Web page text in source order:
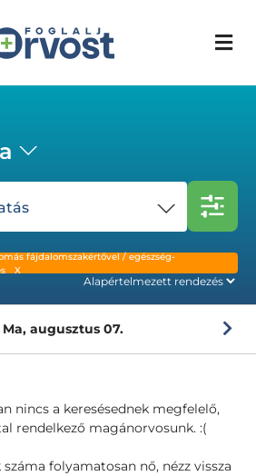
fájdalomszakértővel / egészség-
Ma, augusztus 07.
nincs a keresésednek megfelelő,
rendelkező magánorvosunk. :(
folyamatosan nő, nézz vissza